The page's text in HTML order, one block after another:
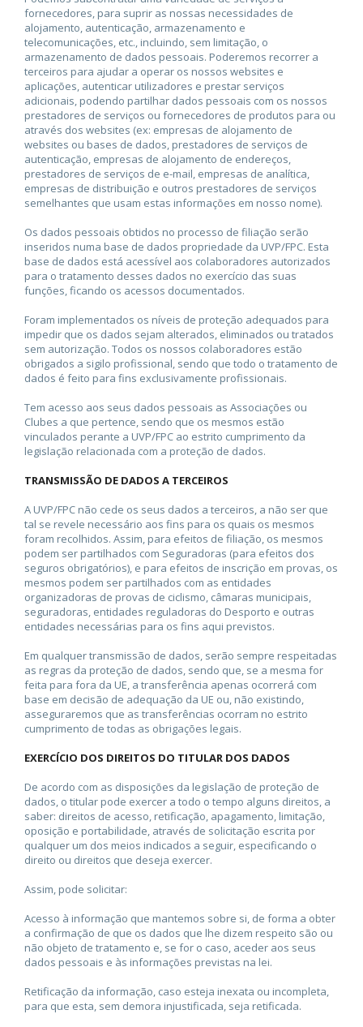
fornecedores, para suprir as nossas necessidades de
alojamento, autenticação, armazenamento e
telecomunicações, etc., incluindo, sem limitação, o
armazenamento de dados pessoais. Poderemos recorrer a
terceiros para ajudar a operar os nossos websites e
aplicações, autenticar utilizadores e prestar serviços
adicionais, podendo partilhar dados pessoais com os nossos
prestadores de serviços ou fornecedores de produtos para ou
através dos websites (ex: empresas de alojamento de
websites ou bases de dados, prestadores de serviços de
autenticação, empresas de alojamento de endereços,
prestadores de serviços de e-mail, empresas de analítica,
empresas de distribuição e outros prestadores de serviços
semelhantes que usam estas informações em nosso nome).
Os dados pessoais obtidos no processo de filiação serão
inseridos numa base de dados propriedade da UVP/FPC. Esta
base de dados está acessível aos colaboradores autorizados
para o tratamento desses dados no exercício das suas
funções, ficando os acessos documentados.
Foram implementados os níveis de proteção adequados para
impedir que os dados sejam alterados, eliminados ou tratados
sem autorização. Todos os nossos colaboradores estão
obrigados a sigilo profissional, sendo que todo o tratamento de
dados é feito para fins exclusivamente profissionais.
Tem acesso aos seus dados pessoais as Associações ou
Clubes a que pertence, sendo que os mesmos estão
vinculados perante a UVP/FPC ao estrito cumprimento da
legislação relacionada com a proteção de dados.
TRANSMISSÃO DE DADOS A TERCEIROS
A UVP/FPC não cede os seus dados a terceiros, a não ser que
tal se revele necessário aos fins para os quais os mesmos
foram recolhidos. Assim, para efeitos de filiação, os mesmos
podem ser partilhados com Seguradoras (para efeitos dos
seguros obrigatórios), e para efeitos de inscrição em provas, os
mesmos podem ser partilhados com as entidades
organizadoras de provas de ciclismo, câmaras municipais,
seguradoras, entidades reguladoras do Desporto e outras
entidades necessárias para os fins aqui previstos.
Em qualquer transmissão de dados, serão sempre respeitadas
as regras da proteção de dados, sendo que, se a mesma for
feita para fora da UE, a transferência apenas ocorrerá com
base em decisão de adequação da UE ou, não existindo,
asseguraremos que as transferências ocorram no estrito
cumprimento de todas as obrigações legais.
EXERCÍCIO DOS DIREITOS DO TITULAR DOS DADOS
De acordo com as disposições da legislação de proteção de
dados, o titular pode exercer a todo o tempo alguns direitos, a
saber: direitos de acesso, retificação, apagamento, limitação,
oposição e portabilidade, através de solicitação escrita por
qualquer um dos meios indicados a seguir, especificando o
direito ou direitos que deseja exercer.
Assim, pode solicitar:
Acesso à informação que mantemos sobre si, de forma a obter
a confirmação de que os dados que lhe dizem respeito são ou
não objeto de tratamento e, se for o caso, aceder aos seus
dados pessoais e às informações previstas na lei.
Retificação da informação, caso esteja inexata ou incompleta,
para que esta, sem demora injustificada, seja retificada.